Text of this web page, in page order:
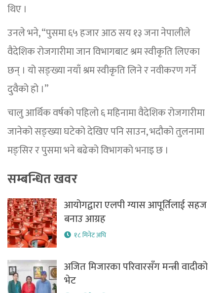
थिए ।
उनले भने, “पुसमा ६५ हजार आठ सय १३ जना नेपालीले
वैदेशिक रोजगारीमा जान विभागबाट श्रम स्वीकृति लिएका
छन् । यो सङ्ख्या नयाँ श्रम स्वीकृति लिने र नवीकरण गर्ने
दुवैको हो ।”
चालु आर्थिक वर्षको पहिलो ६ महिनामा वैदेशिक रोजगारीमा
जानेको सङ्ख्या घटेको देखिए पनि साउन, भदौको तुलनामा
मङ्सिर र पुसमा भने बढेको विभागको भनाइ छ ।
सम्बन्धित खवर
आयोगद्वारा एलपी ग्यास आपूर्तिलाई सहज
बनाउ आग्रह
१८ मिनेट अघि
अजित मिजारका परिवारसँग मन्त्री वादीको
भेट